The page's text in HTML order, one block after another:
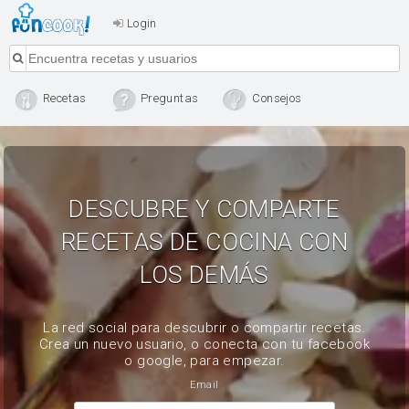
Login
Recetas Preguntas Consejos
DESCUBRE Y COMPARTE
RECETAS DE COCINA CON
LOS DEMÁS
La red social para descubrir o compartir recetas.
Crea un nuevo usuario, o conecta con tu facebook
o google, para empezar.
Email